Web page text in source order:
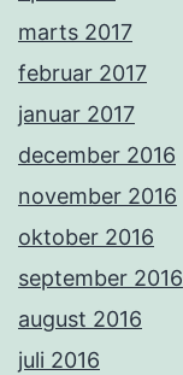
marts 2017
februar 2017
januar 2017
december 2016
november 2016
oktober 2016
september 2016
august 2016
juli 2016